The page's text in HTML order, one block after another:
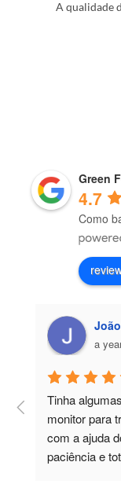
A qualidade
Green
4.7
Como
a
Tinha
monitor para
com a ajuda
paciência e